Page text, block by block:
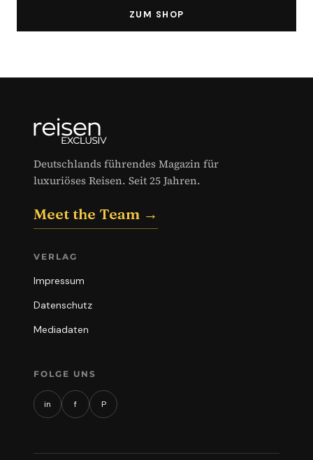
ZUM SHOP
Deutschlands führendes Magazin für
luxuriöses Reisen. Seit 25 Jahren.
Meet the Team →
VERLAG
Impressum
Datenschutz
Mediadaten
FOLGE UNS
in f P